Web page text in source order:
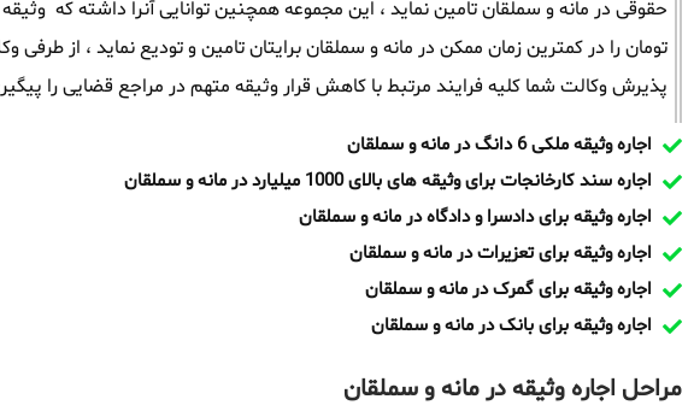
تومان را در کمترین زمان ممکن در مانه و سملقان برایتان تامین و تودیع نماید ، از
پذیرش وکالت شما کلیه فرایند مرتبط با کاهش قرار وثیقه متهم در مراجع قضایی را
اجاره وثیقه ملکی 6 دانگ در مانه و سملقان
اجاره سند کارخانجات برای وثیقه های بالای 1000 میلیارد در مانه و سملقان
اجاره وثیقه برای دادسرا و دادگاه در مانه و سملقان
اجاره وثیقه برای تعزیرات در مانه و سملقان
اجاره وثیقه برای گمرک در مانه و سملقان
اجاره وثیقه برای بانک در مانه و سملقان
مراحل اجاره وثیقه در مانه و سملقان